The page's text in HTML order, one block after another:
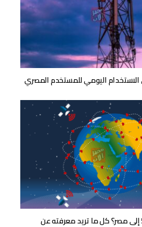
هل وصلت هواتف 5G إلى مصر؟ كل ما تريد معرفته عن